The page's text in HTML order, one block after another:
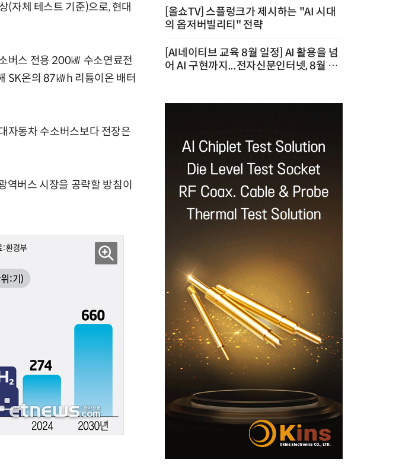
(자체 테스트 기준)으로, 현대
버스 전용 200㎾ 수소연료전
SK온의 87㎾h 리튬이온 배터
자동차 수소버스보다 전장은
역버스 시장을 공략할 방침이
[올쇼TV] 스플렁크가 제시하는 "AI 시대
의 옵저버빌리티" 전략
[AI네이티브 교육 8월 일정] AI 활용을 넘
어 AI 구현까지...전자신문인터넷, 8월 실